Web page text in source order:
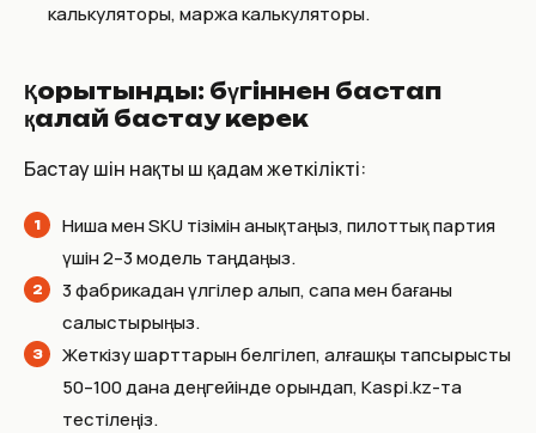
калькуляторы, маржа калькуляторы.
Қорытынды: бүгіннен бастап
қалай бастау керек
Бастау үшін нақты үш қадам жеткілікті:
Ниша мен SKU тізімін анықтаңыз, пилоттық партия
үшін 2–3 модель таңдаңыз.
3 фабрикадан үлгілер алып, сапа мен бағаны
салыстырыңыз.
Жеткізу шарттарын белгілеп, алғашқы тапсырысты
50–100 дана деңгейінде орындап, Kaspi.kz-та
тестілеңіз.